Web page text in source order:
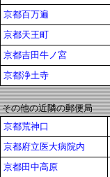
京都百万遍
京都天王町
京都吉田牛ノ宮
京都浄土寺
その他の近隣の郵便局
京都荒神口
京都府立医大病院内
京都田中高原